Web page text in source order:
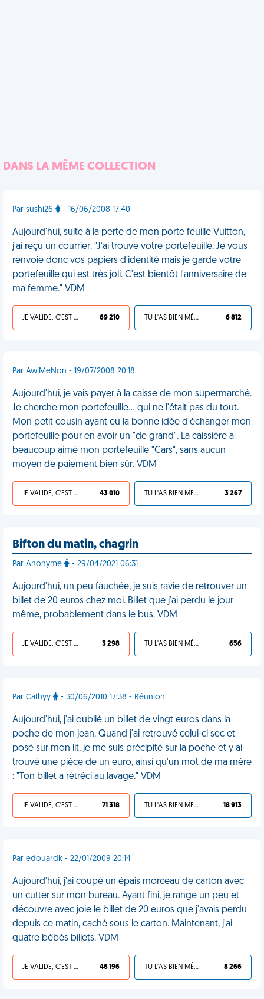
DANS LA MÊME COLLECTION
Par sushi26 - 16/06/2008 17:40
Aujourd'hui, suite à la perte de mon porte feuille Vuitton,
j'ai reçu un courrier. "J'ai trouvé votre portefeuille. Je vous
renvoie donc vos papiers d'identité mais je garde votre
portefeuille qui est très joli. C'est bientôt l'anniversaire de
ma femme." VDM
JE VALIDE, C'EST UNE VDM 69 210 TU L'AS BIEN MÉRITÉ 6 812
Par AwiMeNon - 19/07/2008 20:18
Aujourd'hui, je vais payer à la caisse de mon supermarché.
Je cherche mon portefeuille... qui ne l'était pas du tout.
Mon petit cousin ayant eu la bonne idée d'échanger mon
portefeuille pour en avoir un "de grand". La caissière a
beaucoup aimé mon portefeuille "Cars", sans aucun
moyen de paiement bien sûr. VDM
JE VALIDE, C'EST UNE VDM 43 010 TU L'AS BIEN MÉRITÉ 3 267
Bifton du matin, chagrin
Par Anonyme - 29/04/2021 06:31
Aujourd'hui, un peu fauchée, je suis ravie de retrouver un
billet de 20 euros chez moi. Billet que j'ai perdu le jour
même, probablement dans le bus. VDM
JE VALIDE, C'EST UNE VDM 3 298 TU L'AS BIEN MÉRITÉ 656
Par Cathyy - 30/06/2010 17:38 - Réunion
Aujourd'hui, j'ai oublié un billet de vingt euros dans la
poche de mon jean. Quand j'ai retrouvé celui-ci sec et
posé sur mon lit, je me suis précipité sur la poche et y ai
trouvé une pièce de un euro, ainsi qu'un mot de ma mère
: "Ton billet a rétréci au lavage." VDM
JE VALIDE, C'EST UNE VDM 71 318 TU L'AS BIEN MÉRITÉ 18 913
Par edouardk - 22/01/2009 20:14
Aujourd'hui, j'ai coupé un épais morceau de carton avec
un cutter sur mon bureau. Ayant fini, je range un peu et
découvre avec joie le billet de 20 euros que j'avais perdu
depuis ce matin, caché sous le carton. Maintenant, j'ai
quatre bébés billets. VDM
JE VALIDE, C'EST UNE VDM 46 196 TU L'AS BIEN MÉRITÉ 8 266